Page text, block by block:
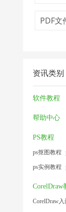
PDF文
资讯类别
软件教程
帮助中心
PS教程
ps抠图教程
ps实例教程
CorelDraw
CorelDraw